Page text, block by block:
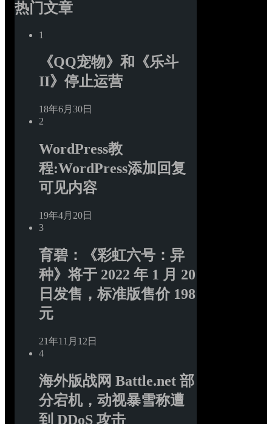
热门文章
1
《QQ宠物》和《乐斗
II》停止运营
18年6月30日
2
WordPress教
程:WordPress添加回复
可见内容
19年4月20日
3
育碧：《彩虹六号：异
种》将于 2022 年 1 月 20
日发售，标准版售价 198
元
21年11月12日
4
海外版战网 Battle.net 部
分宕机，动视暴雪称遭
到 DDoS 攻击